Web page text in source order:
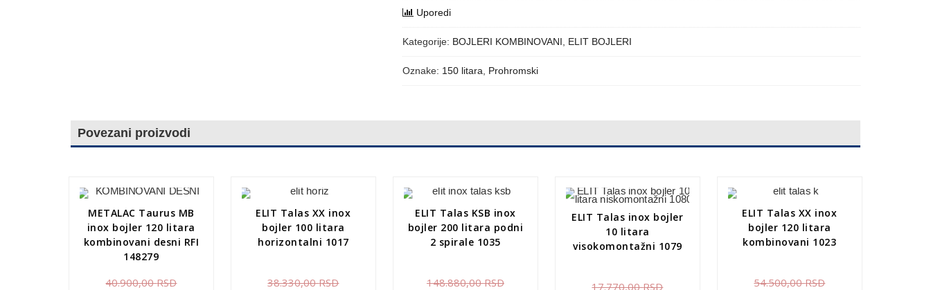
Uporedi
Kategorije: BOJLERI KOMBINOVANI ELIT BOJLERI
Oznake: 150 litara Prohromski
Povezani proizvodi
METALAC Taurus MB
inox bojler 120 litara
kombinovani desni RFI
148279
40.900,00RSD
ELIT Talas XX inox
bojler 100 litara
horizontalni 1017
38.330,00RSD
ELIT Talas KSB inox
bojler 200 litara podni
2 spirale 1035
148.880,00RSD
ELIT Talas inox bojler
10 litara
visokomontažni 1079
17.770,00RSD
ELIT Talas XX inox
bojler 120 litara
kombinovani 1023
54.500,00RSD